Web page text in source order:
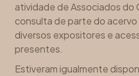
atividade de Associados do
consulta de parte do
diversos expositores e
presentes.
Estiveram igualmente